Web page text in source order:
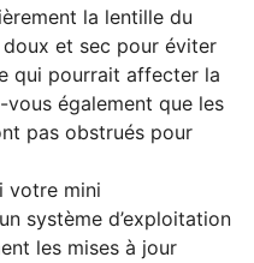
la lentille du
et sec pour éviter
qui pourrait affecter la
vous également que les
pas obstrués pour
votre mini
système d’exploitation
les mises à jour